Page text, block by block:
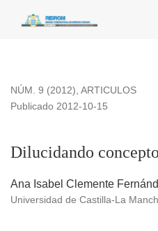
NÚM. 9 (2012), ARTICULOS
Dilucidando
Publicado 2012-10-15
Ana Isabel Clemente
Universidad de Castilla-La